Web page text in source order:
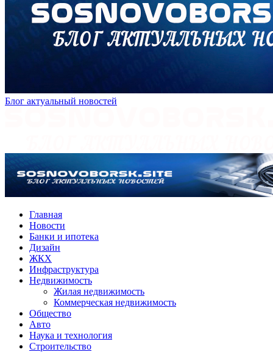
Блог актуальный новостей
Главная
Новости
Банки и ипотека
Дизайн
ЖКХ
Инфраструктура
Недвижимость
Жилая недвижимость
Коммерческая недвижимость
Общество
Авто
Наука и технология
Строительство